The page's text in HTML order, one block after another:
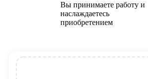
Вы принимаете работу и
наслаждаетесь
приобретением